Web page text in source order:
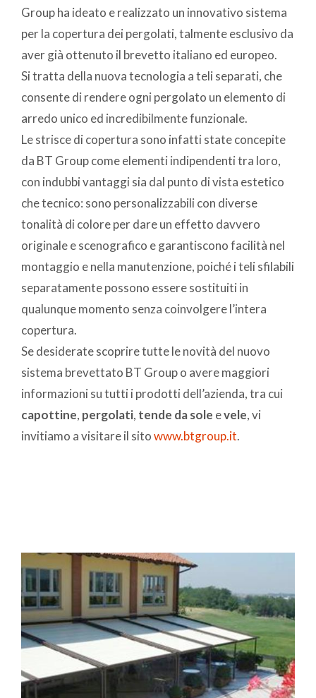
Group ha ideato e realizzato un innovativo sistema
per la copertura dei pergolati, talmente esclusivo da
aver già ottenuto il brevetto italiano ed europeo.
Si tratta della nuova tecnologia a teli separati, che
consente di rendere ogni pergolato un elemento di
arredo unico ed incredibilmente funzionale.
Le strisce di copertura sono infatti state concepite
da BT Group come elementi indipendenti tra loro,
con indubbi vantaggi sia dal punto di vista estetico
che tecnico: sono personalizzabili con diverse
tonalità di colore per dare un effetto davvero
originale e scenografico e garantiscono facilità nel
montaggio e nella manutenzione, poiché i teli sfilabili
separatamente possono essere sostituiti in
qualunque momento senza coinvolgere l’intera
copertura.
Se desiderate scoprire tutte le novità del nuovo
sistema brevettato BT Group o avere maggiori
informazioni su tutti i prodotti dell’azienda, tra cui
capottine, pergolati, tende da sole evele, vi
invitiamo a visitare il sitowww.btgroup.it.